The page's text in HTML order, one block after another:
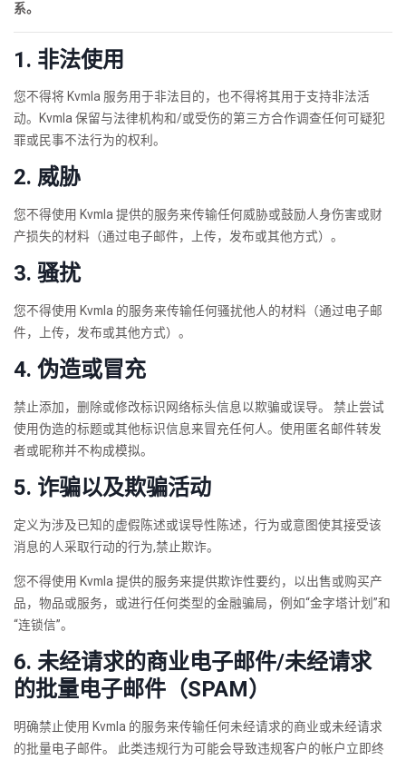
系。
1. 非法使用
您不得将 Kvmla 服务用于非法目的，也不得将其用于支持非法活
动。Kvmla 保留与法律机构和/或受伤的第三方合作调查任何可疑犯
罪或民事不法行为的权利。
2. 威胁
您不得使用 Kvmla 提供的服务来传输任何威胁或鼓励人身伤害或财
产损失的材料（通过电子邮件，上传，发布或其他方式）。
3. 骚扰
您不得使用 Kvmla 的服务来传输任何骚扰他人的材料（通过电子邮
件，上传，发布或其他方式）。
4. 伪造或冒充
禁止添加，删除或修改标识网络标头信息以欺骗或误导。 禁止尝试
使用伪造的标题或其他标识信息来冒充任何人。使用匿名邮件转发
者或昵称并不构成模拟。
5. 诈骗以及欺骗活动
定义为涉及已知的虚假陈述或误导性陈述，行为或意图使其接受该
消息的人采取行动的行为,禁止欺诈。
您不得使用 Kvmla 提供的服务来提供欺诈性要约，以出售或购买产
品，物品或服务，或进行任何类型的金融骗局，例如“金字塔计划”和
“连锁信”。
6. 未经请求的商业电子邮件/未经请求
的批量电子邮件（SPAM）
明确禁止使用 Kvmla 的服务来传输任何未经请求的商业或未经请求
的批量电子邮件。 此类违规行为可能会导致违规客户的帐户立即终